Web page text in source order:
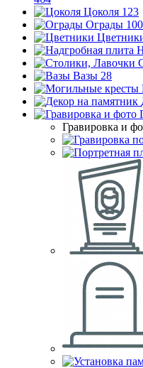
Цоколя 123
Ограды 100
Вазы 28
Гравировка и